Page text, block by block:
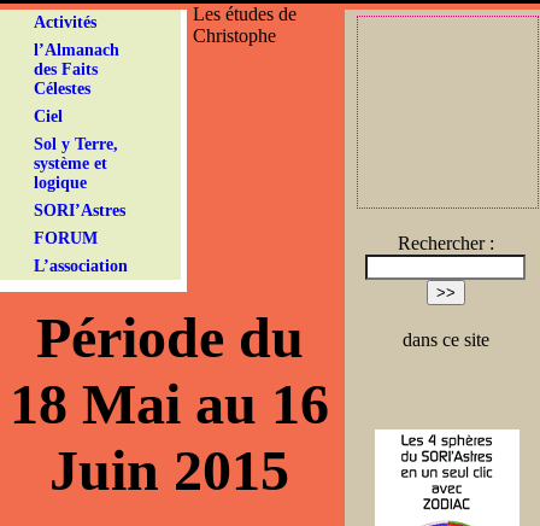
Activités
l’Almanach
des Faits
Célestes
Ciel
Sol y Terre,
système et
logique
SORI’Astres
FORUM
L’association
Rechercher :
dans ce site
Les études de
Christophe
Période du
18 Mai au 16
Juin 2015